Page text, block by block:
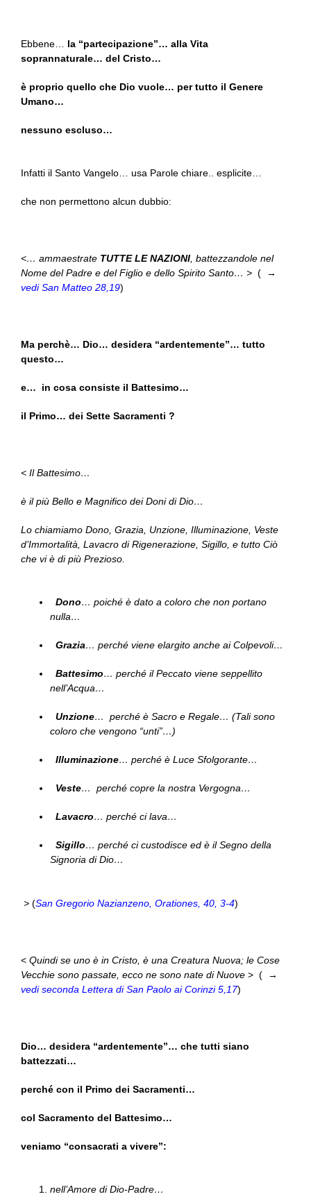
Ebbene…
la “partecipazione”… alla Vita
soprannaturale… del Cristo…
è proprio quello che Dio vuole… per tutto il Genere
Umano…
nessuno escluso…
Infatti il Santo Vangelo… usa Parole chiare.. esplicite…
che non permettono alcun dubbio:
<… ammaestrate TUTTE LE NAZIONI , battezzandole nel
Nome del Padre e del Figlio e dello Spirito Santo… > ( →
vedi San Matteo 28,19)
Ma perchè… Dio… desidera “ardentemente”… tutto
questo…
e… in cosa consiste il Battesimo…
il Primo… dei Sette Sacramenti ?
< Il Battesimo…
è il più Bello e Magnifico dei Doni di Dio…
Lo chiamiamo Dono, Grazia, Unzione, Illuminazione, Veste
d’Immortalità, Lavacro di Rigenerazione, Sigillo, e tutto Ciò
che vi è di più Prezioso.
Dono… poiché è dato a coloro che non portano
nulla…
Grazia… perché viene elargito anche ai Colpevoli…
Battesimo… perché il Peccato viene seppellito
nell’Acqua…
Unzione… perché è Sacro e Regale… (Tali sono
coloro che vengono “unti”…)
Illuminazione… perché è Luce Sfolgorante…
Veste… perché copre la nostra Vergogna…
Lavacro… perché ci lava…
Sigillo… perché ci custodisce ed è il Segno della
Signoria di Dio…
> (San Gregorio Nazianzeno, Orationes, 40, 3-4)
< Quindi se uno è in Cristo, è una Creatura Nuova; le Cose
Vecchie sono passate, ecco ne sono nate di Nuove > ( →
vedi seconda Lettera di San Paolo ai Corinzi 5,17)
Dio… desidera “ardentemente”… che tutti siano
battezzati…
perché con il Primo dei Sacramenti…
col Sacramento del Battesimo…
veniamo “consacrati a vivere”:
nell’Amore di Dio-Padre…